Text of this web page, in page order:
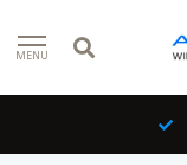
MENU